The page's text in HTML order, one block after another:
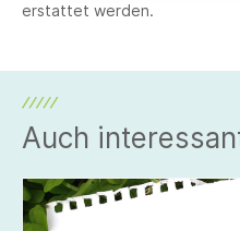
erstattet werden.
Auch